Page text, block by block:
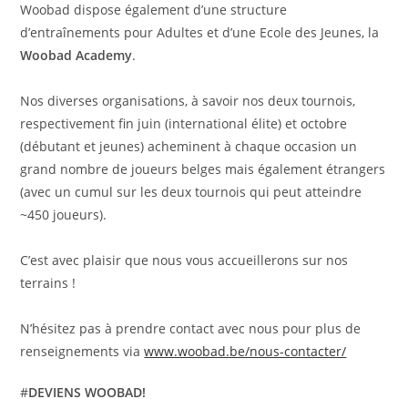
Woobad dispose également d’une structure
d’entraînements pour Adultes et d’une Ecole des Jeunes, la
Woobad Academy.
Nos diverses organisations, à savoir nos deux tournois,
respectivement fin juin (international élite) et octobre
(débutant et jeunes) acheminent à chaque occasion un
grand nombre de joueurs belges mais également étrangers
(avec un cumul sur les deux tournois qui peut atteindre
~450 joueurs).
C’est avec plaisir que nous vous accueillerons sur nos
terrains !
N’hésitez pas à prendre contact avec nous pour plus de
renseignements viawww.woobad.be/nous-contacter/
#DEVIENS WOOBAD!